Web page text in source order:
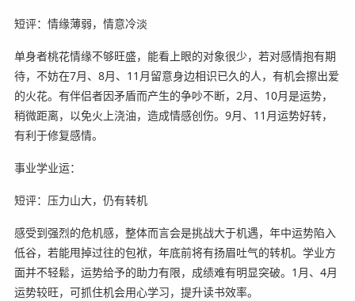
短评：情缘薄弱，情意冷淡
单身者桃花情缘不够旺盛，能看上眼的对象很少，若对感情抱有期
待，不妨在7月、8月、11月留意身边相识已久的人，有机会擦出爱
的火花。有伴侣者因矛盾而产生的争吵不断，2月、10月是运势，
稍微距离，以免火上浇油，造成情感创伤。9月、11月运势好转，
有利于修复感情。
事业学业运：
短评：压力山大，仍有转机
感受到强烈的危机感，整体而言会是挑战大于机遇，年中运势陷入
低谷，若能甩掉过往的包袱，年底前将有扬眉吐气的转机。学业方
面并不轻鬆，运势给予的助力有限，成绩难有明显突破。1月、4月
运势较旺，可抓住机会用心学习，提升读书效率。